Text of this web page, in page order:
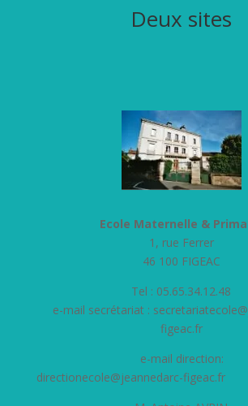
Deux sites
Ecole Maternelle &
1, rue Ferrer
46 100 FIGEAC
Tel : 05.65.34.12.48
e-mail secrétariat :
figeac.fr
e-mail direction:
directionecole@jeannedarc-figeac.fr